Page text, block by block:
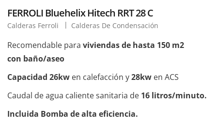
FERROLI Bluehelix Hitech RRT 28 C
Calderas Ferroli Calderas De Condensación
Recomendable para viviendas de hasta 150 m2
con baño/aseo
Capacidad 26kw en calefacción y28kw en ACS
Caudal de agua caliente sanitaria de 16 litros/minuto.
Incluida Bomba de alta eficiencia.